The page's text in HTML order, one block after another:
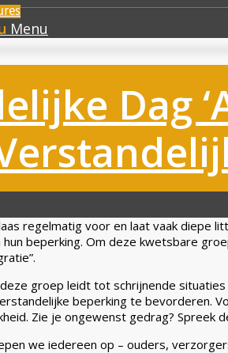
Menu
Dag
regelmatig voor en laat vaak diepe
beperking. Om deze kwetsbare
groep leidt tot schrijnende
beperking te bevorderen.
Zie je ongewenst gedrag? Spreek
we iedereen op – ouders,